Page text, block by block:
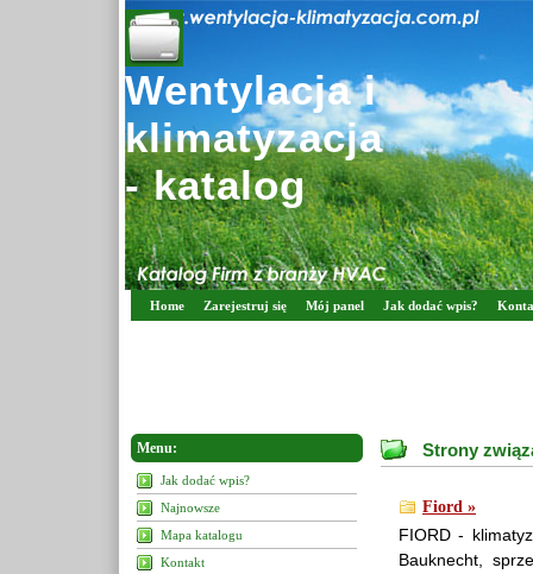
Wentylacja i
klimatyzacja
- katalog
Home Zarejestruj się Mój panel Jak dodać wpis?
Menu:
Jak dodać wpis?
Najnowsze
Mapa katalogu
Kontakt
Strony
Fiord »
FIORD -
Bauknecht,